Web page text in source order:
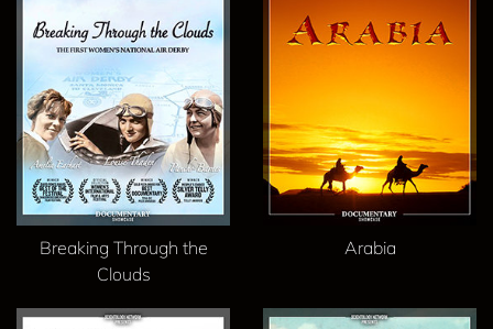
Breaking Through the
Clouds
Arabia